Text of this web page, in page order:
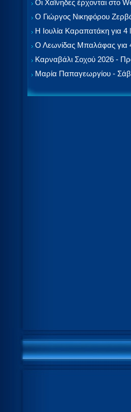
Οι Χαΐνηδες έρχονται στο
Ο Γιώργος Νικηφόρου
Η Ιουλία Καραπατάκη για
Ο Λεωνίδας Μπαλάφας για
Καρναβάλι Σοχού 2026 -
Μαρία Παπαγεωργίου -